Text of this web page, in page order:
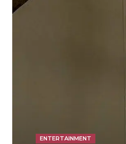
ENTERTAINMENT